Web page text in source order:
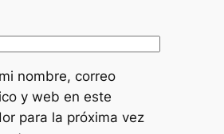
nombre, correo
y web en este
para la próxima vez